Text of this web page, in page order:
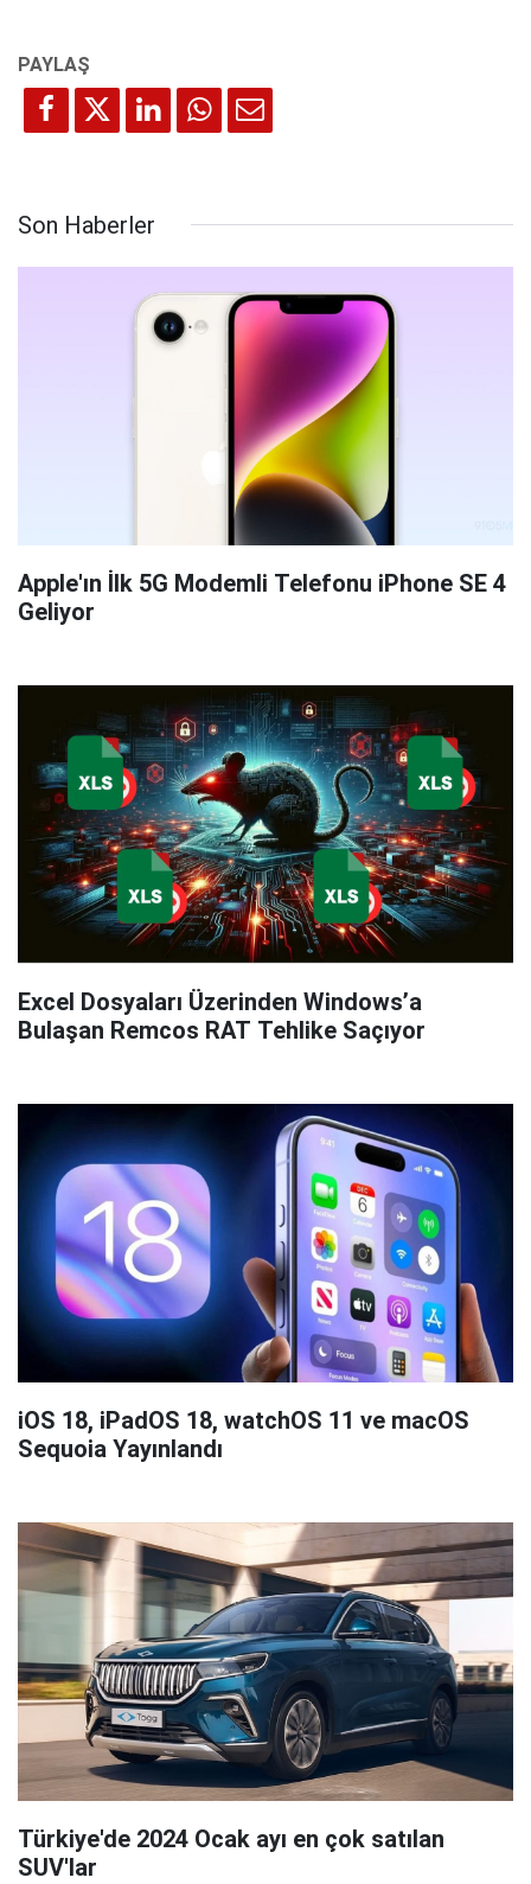
Son Haberler
Apple'ın İlk 5G Modemli Telefonu iPhone SE 4
Geliyor
Excel Dosyaları Üzerinden Windows’a
Bulaşan Remcos RAT Tehlike Saçıyor
iOS 18, iPadOS 18, watchOS 11 ve macOS
Sequoia Yayınlandı
Türkiye'de 2024 Ocak ayı en çok satılan
SUV'lar